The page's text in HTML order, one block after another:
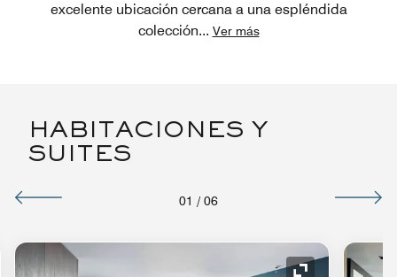
excelente ubicación cercana a una espléndida
colección... Ver más
HABITACIONES Y
SUITES
01 / 06